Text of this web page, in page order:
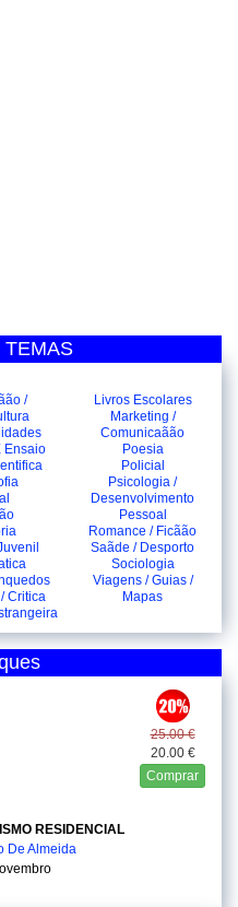
TEMAS
/
Ensaio
Critica
Livros Escolares
Marketing /
Comunicaãão
Poesia
Policial
Psicologia /
Desenvolvimento
Pessoal
Romance / Ficãão
Saãde / Desporto
Sociologia
Viagens / Guias /
Mapas
25.00 €
20.00 €
Comprar
RESIDENCIAL
De Almeida